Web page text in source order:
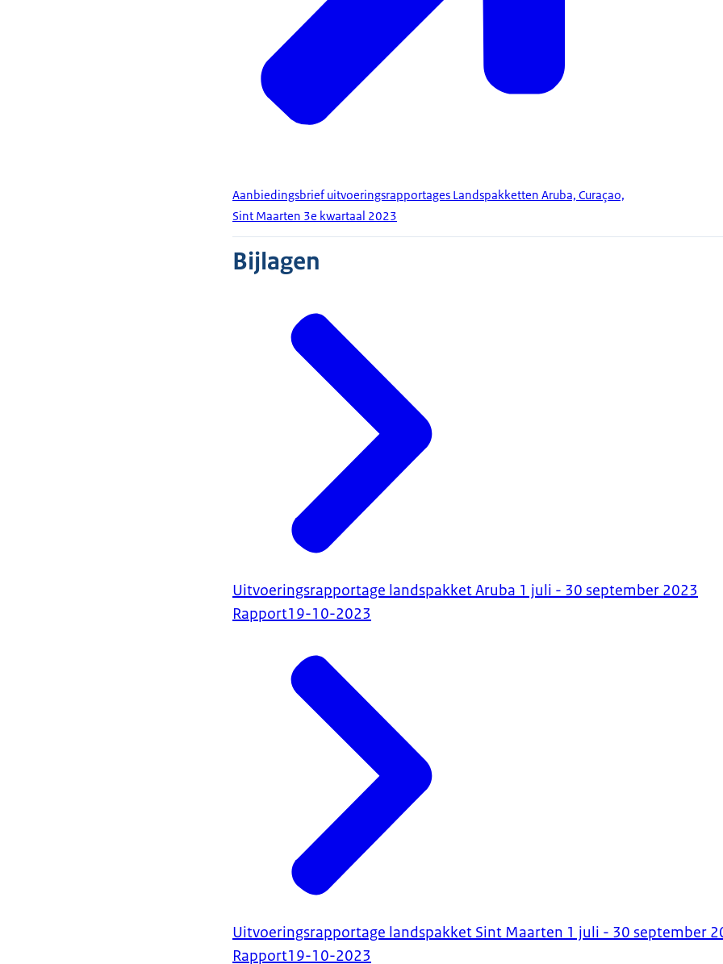
Aanbiedingsbrief uitvoeringsrapportages Landspakketten Aruba, Curaçao,
Sint Maarten 3e kwartaal 2023
Bijlagen
Uitvoeringsrapportage landspakket Aruba 1 juli - 30 september 2023
Rapport19-10-2023
Uitvoeringsrapportage landspakket Sint Maarten 1 juli - 30 september
Rapport19-10-2023